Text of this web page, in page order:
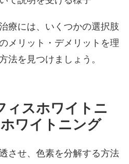
療には、いくつかの選択肢
メリット・デメリットを理
法を見つけましょう。
ィスホワイトニ
ワイトニング
させ、色素を分解する方法